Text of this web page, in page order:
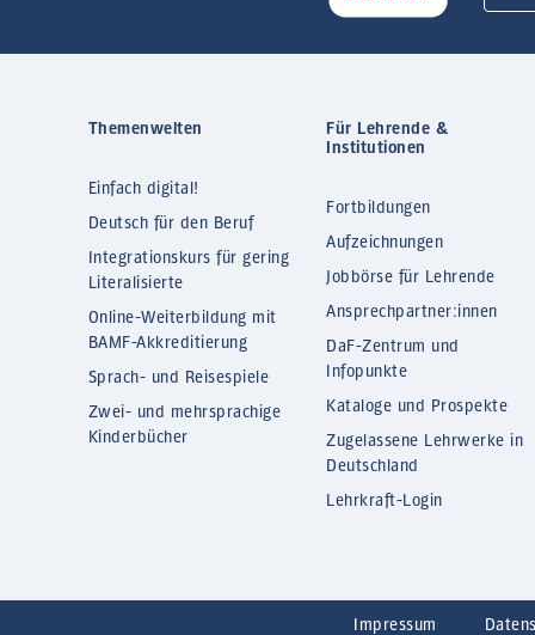
Themenwelten
Einfach digital!
Deutsch für den Beruf
Integrationskurs für gering
Literalisierte
Online-Weiterbildung mit
BAMF-Akkreditierung
Sprach- und Reisespiele
Zwei- und mehrsprachige
Kinderbücher
Für Lehrende &
Institutionen
Fortbildungen
Aufzeichnungen
Jobbörse für Lehrende
Ansprechpartner:innen
DaF-Zentrum und
Infopunkte
Kataloge und Prospekte
Zugelassene Lehrwerke in
Deutschland
Lehrkraft-Login
Impressum